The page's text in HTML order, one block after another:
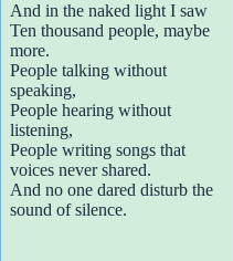
And in the naked light I saw
Ten thousand people, maybe
more.
People talking without
speaking,
People hearing without
listening,
People writing songs that
voices never shared.
And no one dared disturb the
sound of silence.